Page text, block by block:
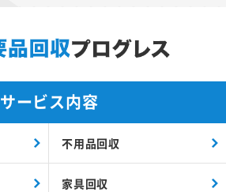
サービス内容
不用品回収
家具回収